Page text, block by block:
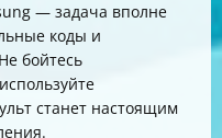
— задача вполне
коды и
бойтесь
станет настоящим